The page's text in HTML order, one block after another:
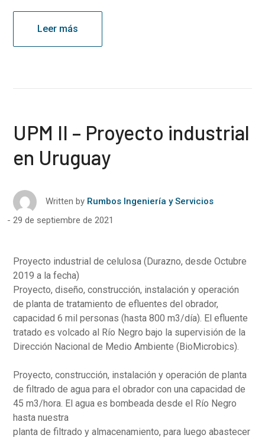
Leer más
UPM II – Proyecto industrial
en Uruguay
Written by Rumbos Ingeniería y Servicios
29 de septiembre de 2021
Proyecto industrial de celulosa (Durazno, desde Octubre
2019 a la fecha)
Proyecto, diseño, construcción, instalación y operación
de planta de tratamiento de efluentes del obrador,
capacidad 6 mil personas (hasta 800 m3/día). El efluente
tratado es volcado al Río Negro bajo la supervisión de la
Dirección Nacional de Medio Ambiente (BioMicrobics).
Proyecto, construcción, instalación y operación de planta
de filtrado de agua para el obrador con una capacidad de
45 m3/hora. El agua es bombeada desde el Río Negro
hasta nuestra
planta de filtrado y almacenamiento, para luego abastecer